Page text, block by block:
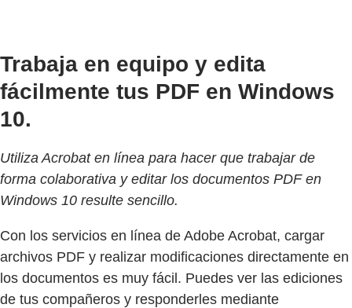
Trabaja en equipo y edita
fácilmente tus PDF en Windows
10.
Utiliza Acrobat en línea para hacer que trabajar de
forma colaborativa y editar los documentos PDF en
Windows 10 resulte sencillo.
Con los servicios en línea de Adobe Acrobat, cargar
archivos PDF y realizar modificaciones directamente en
los documentos es muy fácil. Puedes ver las ediciones
de tus compañeros y responderles mediante